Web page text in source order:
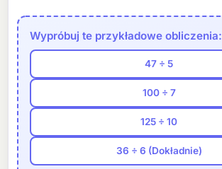
Wypróbuj te przykładowe obliczenia:
47 ÷ 5
100 ÷ 7
125 ÷ 10
36 ÷ 6 (Dokładnie)